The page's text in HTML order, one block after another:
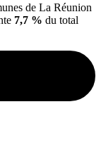
de La Réunion
7,7 % du total